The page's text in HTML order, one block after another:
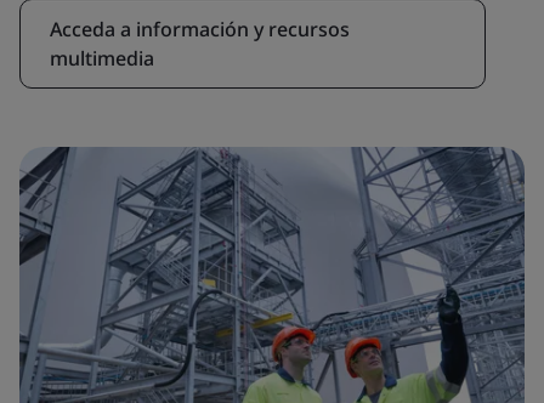
Acceda a información y recursos
multimedia